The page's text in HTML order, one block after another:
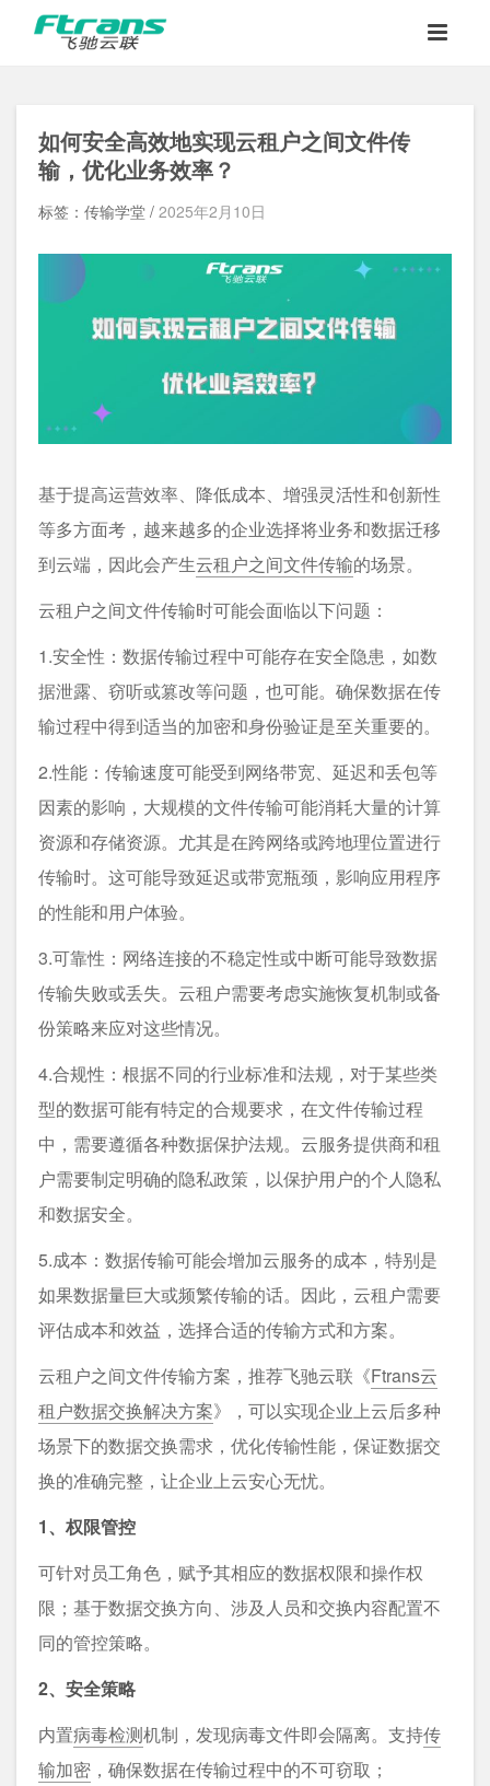
如何安全高效地实现云租户之间文件传
输，优化业务效率？
标签：传输学堂 / 2025年2月10日
基于提高运营效率、降低成本、增强灵活性和创新性
等多方面考，越来越多的企业选择将业务和数据迁移
到云端，因此会产生云租户之间文件传输的场景。
云租户之间文件传输时可能会面临以下问题：
1.安全性：数据传输过程中可能存在安全隐患，如数
据泄露、窃听或篡改等问题，也可能。确保数据在传
输过程中得到适当的加密和身份验证是至关重要的。
2.性能：传输速度可能受到网络带宽、延迟和丢包等
因素的影响，大规模的文件传输可能消耗大量的计算
资源和存储资源。尤其是在跨网络或跨地理位置进行
传输时。这可能导致延迟或带宽瓶颈，影响应用程序
的性能和用户体验。
3.可靠性：网络连接的不稳定性或中断可能导致数据
传输失败或丢失。云租户需要考虑实施恢复机制或备
份策略来应对这些情况。
4.合规性：根据不同的行业标准和法规，对于某些类
型的数据可能有特定的合规要求，在文件传输过程
中，需要遵循各种数据保护法规。云服务提供商和租
户需要制定明确的隐私政策，以保护用户的个人隐私
和数据安全。
5.成本：数据传输可能会增加云服务的成本，特别是
如果数据量巨大或频繁传输的话。因此，云租户需要
评估成本和效益，选择合适的传输方式和方案。
云租户之间文件传输方案，推荐飞驰云联《Ftrans云
租户数据交换解决方案》，可以实现企业上云后多种
场景下的数据交换需求，优化传输性能，保证数据交
换的准确完整，让企业上云安心⽆忧。
1、权限管控
可针对员⼯⻆⾊，赋予其相应的数据权限和操作权
限；基于数据交换⽅向、涉及⼈员和交换内容配置不
同的管控策略。
2、安全策略
内置病毒检测机制，发现病毒文件即会隔离。支持传
输加密 ，确保数据在传输过程中的不可窃取；